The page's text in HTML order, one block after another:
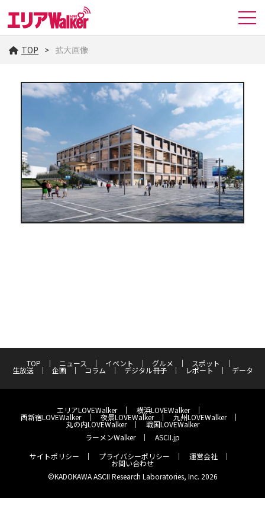
TOP 拡大画像
TOP ニュース イベント グルメ スポット
生放送 企画 コラム デジタル冊子 レポート データ
エリアLOVEWalker 横浜LOVEWalker
西新宿LOVEWalker 夜景LOVEWalker 九州LOVEWalker
丸の内LOVEWalker
戦国LOVEWalker
ラーメンWalker
ASCII.jp
サイトポリシー
プライバシーポリシー 運営会社
お問い合わせ
©KADOKAWA ASCII Research Laboratories, Inc. 2026